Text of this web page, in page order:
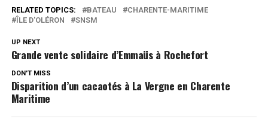
RELATED TOPICS: BATEAU
CHARENTE-MARITIME
ÎLE D'OLÉRON
SNSM
UP NEXT
Grande vente solidaire d’Emmaüs à Rochefort
DON'T MISS
Disparition d’un cacaotés à La Vergne en Charente
Maritime